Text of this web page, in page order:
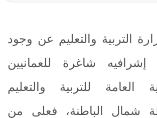
التربية والتعليم عن وجود
شاغرة للعمانيين
العامة للتربية والتعليم
شمال الباطنة، فعلى من